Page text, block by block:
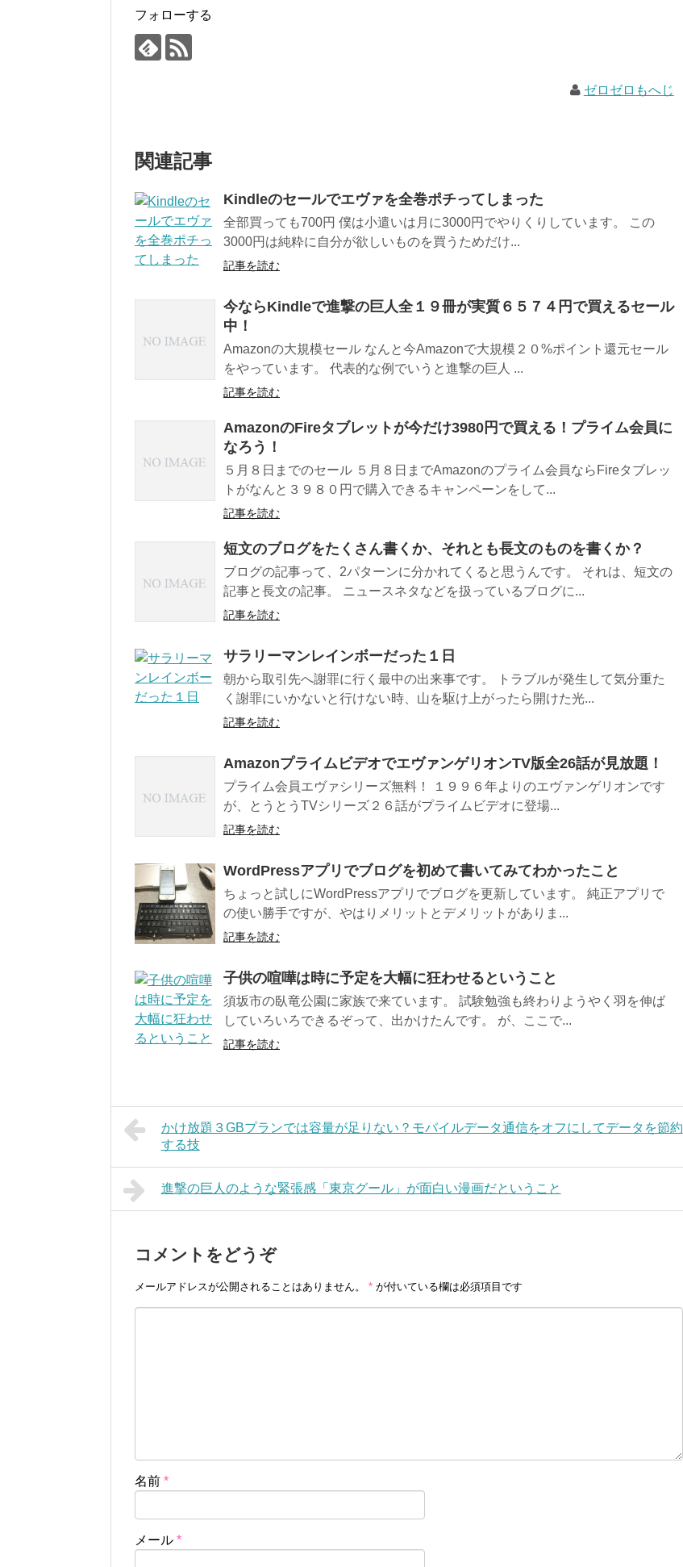
フォローする
ゼロゼロもへじ
関連記事
Kindleのセールでエヴァを全巻ポチってしまった
全部買っても700円 僕は小遣いは月に3000円でやりくりしています。 この
3000円は純粋に自分が欲しいものを買うためだけ...
記事を読む
今ならKindleで進撃の巨人全１９冊が実質６５７４円で買えるセール
中！
Amazonの大規模セール なんと今Amazonで大規模２０%ポイント還元セール
をやっています。 代表的な例でいうと進撃の巨人 ...
記事を読む
AmazonのFireタブレットが今だけ3980円で買える！プライム会員に
なろう！
５月８日までのセール ５月８日までAmazonのプライム会員ならFireタブレッ
トがなんと３９８０円で購入できるキャンペーンをして...
記事を読む
短文のブログをたくさん書くか、それとも長文のものを書くか？
ブログの記事って、2パターンに分かれてくると思うんです。 それは、短文の
記事と長文の記事。 ニュースネタなどを扱っているブログに...
記事を読む
サラリーマンレインボーだった１日
朝から取引先へ謝罪に行く最中の出来事です。 トラブルが発生して気分重た
く謝罪にいかないと行けない時、山を駆け上がったら開けた光...
記事を読む
AmazonプライムビデオでエヴァンゲリオンTV版全26話が見放題！
プライム会員エヴァシリーズ無料！ １９９６年よりのエヴァンゲリオンです
が、とうとうTVシリーズ２６話がプライムビデオに登場...
記事を読む
WordPressアプリでブログを初めて書いてみてわかったこと
ちょっと試しにWordPressアプリでブログを更新しています。 純正アプリで
の使い勝手ですが、やはりメリットとデメリットがありま...
記事を読む
子供の喧嘩は時に予定を大幅に狂わせるということ
須坂市の臥竜公園に家族で来ています。 試験勉強も終わりようやく羽を伸ば
していろいろできるぞって、出かけたんです。 が、ここで...
記事を読む
かけ放題３GBプランでは容量が足りない？モバイルデータ通信をオフにしてデータを節約
する技
進撃の巨人のような緊張感「東京グール」が面白い漫画だということ
コメントをどうぞ
メールアドレスが公開されることはありません。 * が付いている欄は必須項目です
名前 *
メール *